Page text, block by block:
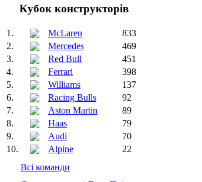
Кубок конструкторів
1. McLaren
833
2.
Mercedes
469
3.
Red Bull
451
4.
Ferrari
398
5.
Williams
137
6.
Racing Bulls
92
7.
Aston Martin
89
8.
Haas
79
9.
Audi
70
10.
Alpine
22
Всі команди